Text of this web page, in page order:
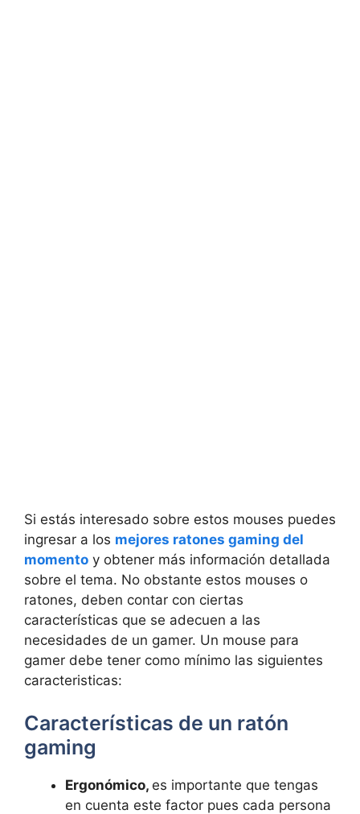
Si estás interesado sobre estos mouses puedes
ingresar a los mejores ratones gaming del
momento y obtener más información detallada
sobre el tema. No obstante estos mouses o
ratones, deben contar con ciertas
características que se adecuen a las
necesidades de un gamer. Un mouse para
gamer debe tener como mínimo las siguientes
caracteristicas:
Características de un ratón
gaming
Ergonómico, es importante que tengas
en cuenta este factor pues cada persona